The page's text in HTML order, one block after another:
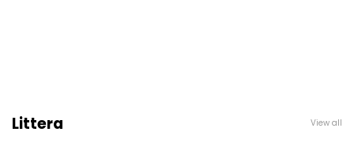
Littera View all